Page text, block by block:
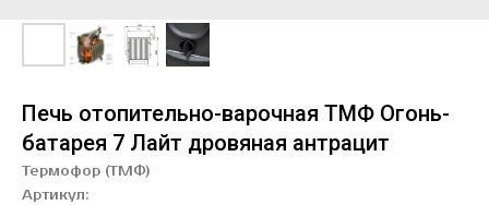
Печь отопительно-варочная ТМФ Огонь-
батарея 7 Лайт дровяная антрацит
Термофор (ТМФ)
Артикул: